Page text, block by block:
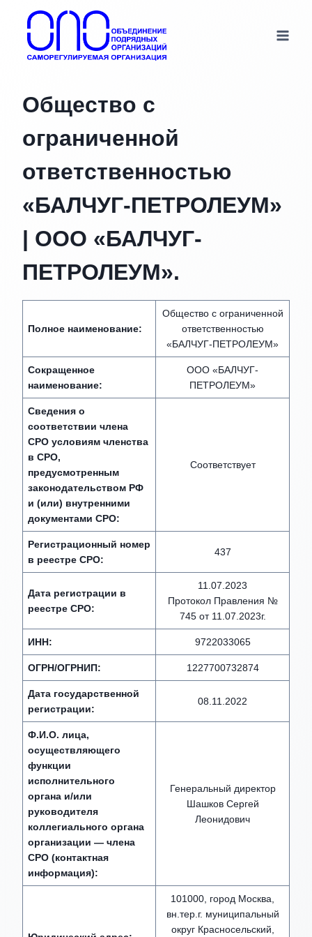
содержимому
Общество с
ограниченной
ответственностью
«БАЛЧУГ-ПЕТРОЛЕУМ»
| ООО «БАЛЧУГ-
ПЕТРОЛЕУМ».
Полное наименование:
Общество с ограниченной
ответственностью
«БАЛЧУГ-ПЕТРОЛЕУМ»
Сокращенное
наименование:
ООО «БАЛЧУГ-
ПЕТРОЛЕУМ»
Сведения о
соответствии члена
СРО условиям членства
в СРО,
предусмотренным
законодательством РФ
и (или) внутренними
документами СРО:
Соответствует
Регистрационный номер
в реестре СРО:
437
Дата регистрации в
реестре СРО:
11.07.2023
Протокол Правления №
745 от 11.07.2023г.
ИНН: 9722033065
ОГРН/ОГРНИП: 1227700732874
Дата государственной
регистрации:
08.11.2022
Ф.И.О. лица,
осуществляющего
функции
исполнительного
органа и/или
руководителя
коллегиального органа
организации — члена
СРО (контактная
информация):
Генеральный директор
Шашков Сергей
Леонидович
101000, город Москва,
вн.тер.г. муниципальный
округ Красносельский,